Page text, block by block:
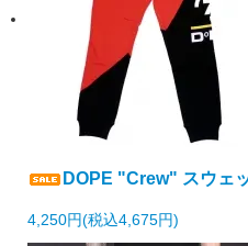
DOPE "Crew" スウェ
4,250円(税込4,675円)